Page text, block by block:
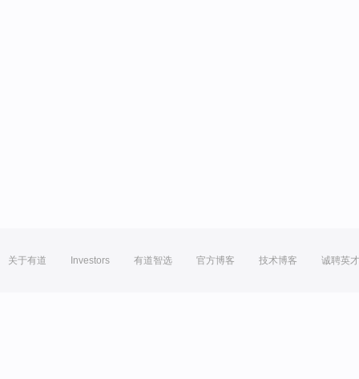
关于有道 Investors 有道智选 官方博客 技术博客 诚聘英才